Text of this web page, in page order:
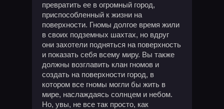
превратить ее в огромный город,
приспособленный к жизни на
поверхности. Гномы долгое время жили
в своих подземных шахтах, но вдруг
они захотели подняться на поверхность
и показать себя всему миру. Вы также
должны возглавить клан гномов и
создать на поверхности город, в
котором все гномы могли бы жить в
мире, наслаждаясь солнцем и небом.
Но, увы, не все так просто, как